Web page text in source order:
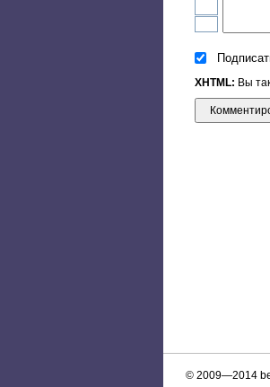
XHTML: Вы
© 2009—2014